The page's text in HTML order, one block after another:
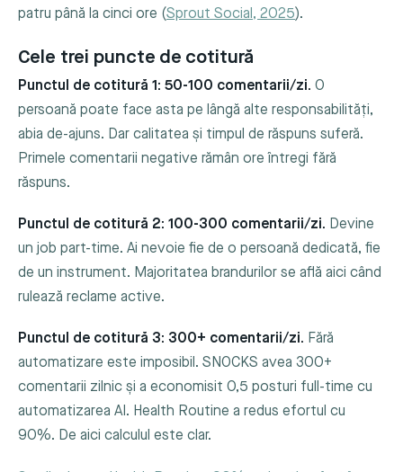
patru până la cinci ore (Sprout Social, 2025).
Cele trei puncte de cotitură
Punctul de cotitură 1: 50-100 comentarii/zi. O
persoană poate face asta pe lângă alte responsabilități,
abia de-ajuns. Dar calitatea și timpul de răspuns suferă.
Primele comentarii negative rămân ore întregi fără
răspuns.
Punctul de cotitură 2: 100-300 comentarii/zi. Devine
un job part-time. Ai nevoie fie de o persoană dedicată, fie
de un instrument. Majoritatea brandurilor se află aici când
rulează reclame active.
Punctul de cotitură 3: 300+ comentarii/zi. Fără
automatizare este imposibil. SNOCKS avea 300+
comentarii zilnic și a economisit 0,5 posturi full-time cu
automatizarea AI. Health Routine a redus efortul cu
90%. De aici calculul este clar.